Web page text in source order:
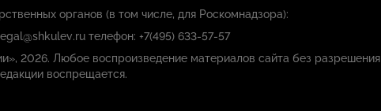
органов (в том числе, для Роскомнадзора):
телефон: +7(495) 633-57-57
2026. Любое воспроизведение материалов сайта без разрешения
воспрещается.